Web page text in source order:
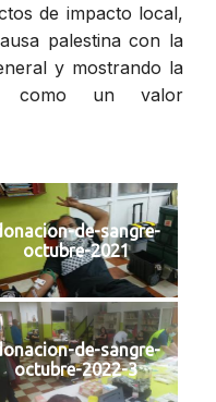
de impacto local,
palestina con la
y mostrando la
como un valor
de-sangre-
octubre-2021
de-sangre-
octubre-2022-3